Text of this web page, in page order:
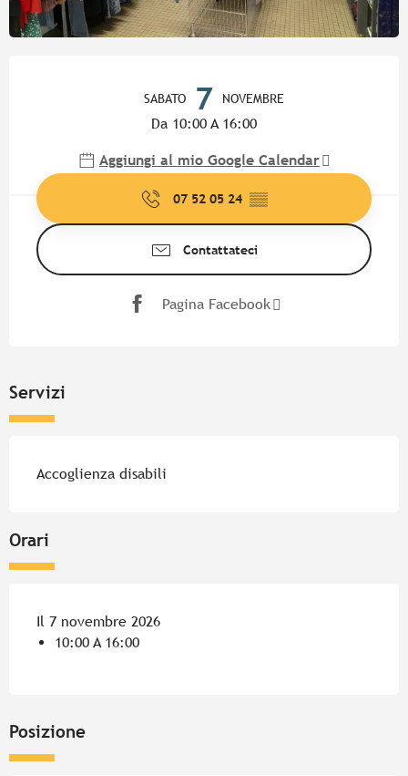
SABATO 7 NOVEMBRE
Da 10:00 A 16:00
Aggiungi al mio Google Calendar
07 52 05 24 ▒▒
Contattateci
Pagina Facebook
Servizi
Accoglienza disabili
Orari
Il 7 novembre 2026
10:00 A 16:00
Posizione